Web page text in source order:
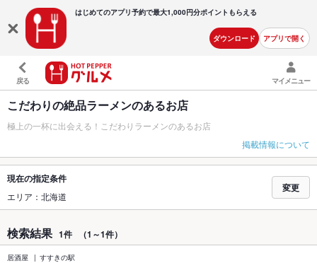
はじめてのアプリ予約で最大1,000円分ポイントもらえる
ダウンロード アプリで開く
戻る マイメニュー
こだわりの絶品ラーメンのあるお店
極上の一杯に出会える！こだわりラーメンのあるお店
掲載情報について
現在の指定条件
エリア：北海道
変更
検索結果 1件 （1～1件）
居酒屋 すすきの駅